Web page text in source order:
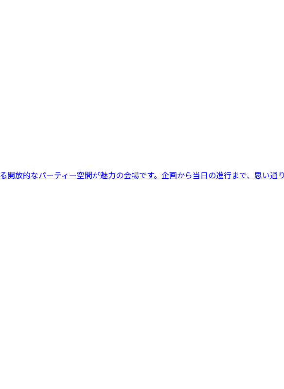
放的なパーティー空間が魅力の会場です。企画から当日の進行まで、思い通